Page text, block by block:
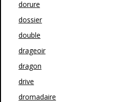
dorure
dossier
double
drageoir
dragon
drive
dromadaire